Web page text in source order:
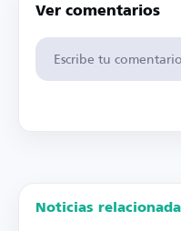
Ver comentarios
Noticias